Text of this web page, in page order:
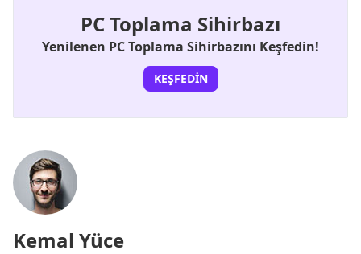
PC Toplama Sihirbazı
Yenilenen PC Toplama Sihirbazını Keşfedin!
KEŞFEDIN
Kemal Yüce